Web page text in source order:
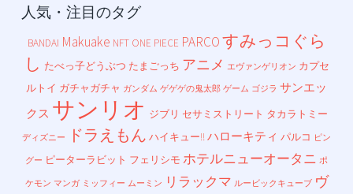
人気・注目のタグ
BANDAI Makuake NFT ONE PIECE PARCOすみっコぐら
し たべっ子どうぶつ たまごっち アニメ エヴァンゲリオン カプセ
ルトイ ガチャガチャ ガンダム ゲゲゲの鬼太郎 ゲーム ゴジラ サンエッ
クス サンリオ ジブリ セサミストリート タカラトミー
ディズニー ドラえもん ハイキュー!!ハローキティ パルコ ピン
グー ピーターラビット フェリシモ ホテルニューオータニ ポ
ケモン マンガ ミッフィー ムーミン リラックマ ルービックキューブ ヴ